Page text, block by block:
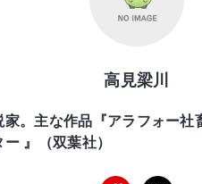
高見梁川
家。主な作品『アラフォー社
ー 』（双葉社）